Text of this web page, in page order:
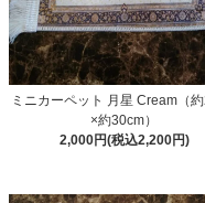
ミニカーペット 月星 Cream（
×約30cm）
2,000円(税込2,200円)